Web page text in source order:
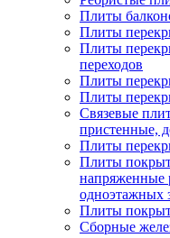
Плиты
Плиты
Плиты
переходов
Плиты
Плиты
Связевые
пристенные,
Плиты
Плиты
напряженные
одноэтажных
Плиты
Сборные